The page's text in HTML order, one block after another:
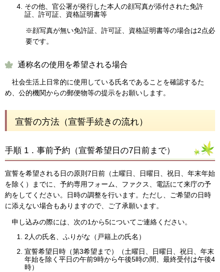
その他、官公署が発行した本人の顔写真が添付された免許
証、許可証、資格証明書等
※顔写真が無い免許証、許可証、資格証明書等の場合は2点必
要です。
通称名の使用を希望される場合
社会生活上日常的に使用している氏名であることを確認するた
め、公的機関からの郵便物等の提示をお願いします。
宣誓の方法（宣誓手続きの流れ）
手順 1．事前予約（宣誓希望日の7日前まで）
宣誓を希望される日の原則7日前（土曜日、日曜日、祝日、年末年始
を除く）までに、予約専用フォーム、ファクス、電話にて来庁の予
約をしてください。日時の調整を行います。ただし、ご希望の日時
に添えない場合もありますので、ご了承願います。
申し込みの際には、次の1から5についてご連絡ください。
2人の氏名、ふりがな（戸籍上の氏名）
宣誓希望日時（第3希望まで）（土曜日、日曜日、祝日、年末
年始を除く平日の午前9時から午後5時の間、最終受付は午後4
時）